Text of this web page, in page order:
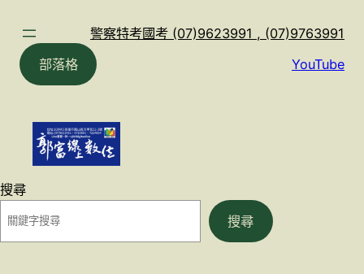
警察特考國考 (07)9623991 , (07)9763991
部落格
YouTube
搜尋
搜尋